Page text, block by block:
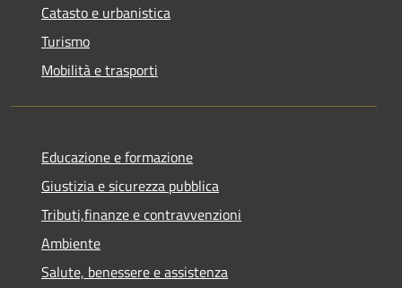
Catasto e urbanistica
Turismo
Mobilità e trasporti
Educazione e formazione
Giustizia e sicurezza pubblica
Tributi,finanze e contravvenzioni
Ambiente
Salute, benessere e assistenza